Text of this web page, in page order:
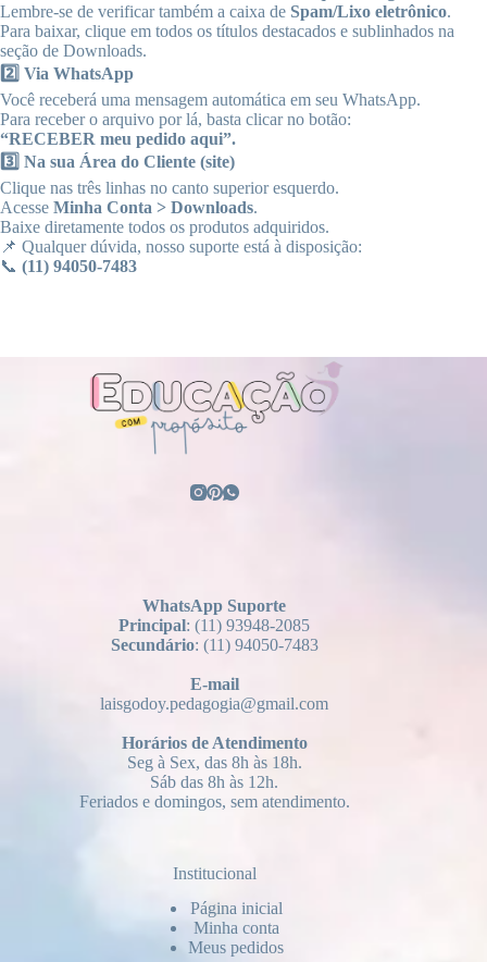
Lembre-se de verificar também a caixa de Spam/Lixo eletrônico.
Para baixar, clique em todos os títulos destacados e sublinhados na
seção de Downloads.
2️⃣ Via WhatsApp
Você receberá uma mensagem automática em seu WhatsApp.
Para receber o arquivo por lá, basta clicar no botão:
“RECEBER meu pedido aqui”.
3️⃣ Na sua Área do Cliente (site)
Clique nas três linhas no canto superior esquerdo.
Acesse Minha Conta > Downloads.
Baixe diretamente todos os produtos adquiridos.
📌 Qualquer dúvida, nosso suporte está à disposição:
📞 (11) 94050-7483
WhatsApp Suporte
Principal: (11) 93948-2085
Secundário: (11) 94050-7483
E-mail
laisgodoy.pedagogia@gmail.com
Horários de Atendimento
Seg à Sex, das 8h às 18h.
Sáb das 8h às 12h.
Feriados e domingos, sem atendimento.
Institucional
Página inicial
Minha conta
Meus pedidos